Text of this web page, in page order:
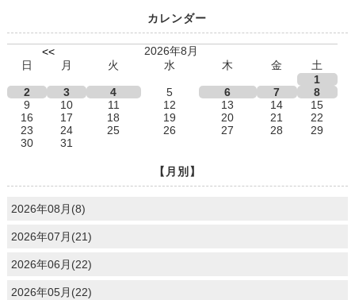
カレンダー
<<
2026年8月
日
月 火 水 木 金
土
1
2
3 4 5 6 7
8
9
10 11 12 13 14
15
16
17 18 19 20 21
22
23
24 25 26 27 28
29
30
31
【月別】
2026年08月(8)
2026年07月(21)
2026年06月(22)
2026年05月(22)